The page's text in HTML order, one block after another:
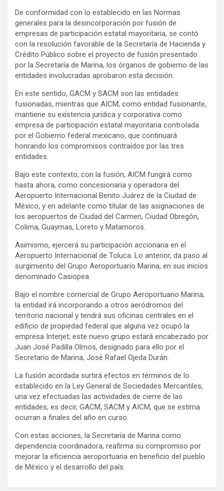
De conformidad con lo establecido en las Normas
generales para la desincorporación por fusión de
empresas de participación estatal mayoritaria, se contó
con la resolución favorable de la Secretaría de Hacienda y
Crédito Público sobre el proyecto de fusión presentado
por la Secretaría de Marina, los órganos de gobierno de las
entidades involucradas aprobaron esta decisión.
En este sentido, GACM y SACM son las entidades
fusionadas, mientras que AICM, como entidad fusionante,
mantiene su existencia jurídica y corporativa como
empresa de participación estatal mayoritaria controlada
por el Gobierno federal mexicano, que continuará
honrando los compromisos contraídos por las tres
entidades.
Bajo este contexto, con la fusión, AICM fungirá como
hasta ahora, como concesionaria y operadora del
Aeropuerto Internacional Benito Juárez de la Ciudad de
México, y en adelante como titular de las asignaciones de
los aeropuertos de Ciudad del Carmen, Ciudad Obregón,
Colima, Guaymas, Loreto y Matamoros.
Asimismo, ejercerá su participación accionaria en el
Aeropuerto Internacional de Toluca. Lo anterior, da paso al
surgimiento del Grupo Aeroportuario Marina, en sus inicios
denominado Casiopea.
Bajo el nombre comercial de Grupo Aeroportuario Marina,
la entidad irá incorporando a otros aeródromos del
territorio nacional y tendrá sus oficinas centrales en el
edificio de propiedad federal que alguna vez ocupó la
empresa Interjet; este nuevo grupo estará encabezado por
Juan José Padilla Olmos, designado para ello por el
Secretario de Marina, José Rafael Ojeda Durán.
La fusión acordada surtirá efectos en términos de lo
establecido en la Ley General de Sociedades Mercantiles,
una vez efectuadas las actividades de cierre de las
entidades, es decir, GACM, SACM y AICM, que se estima
ocurran a finales del año en curso.
Con estas acciones, la Secretaría de Marina como
dependencia coordinadora, reafirma su compromiso por
mejorar la eficiencia aeroportuaria en beneficio del pueblo
de México y el desarrollo del país.